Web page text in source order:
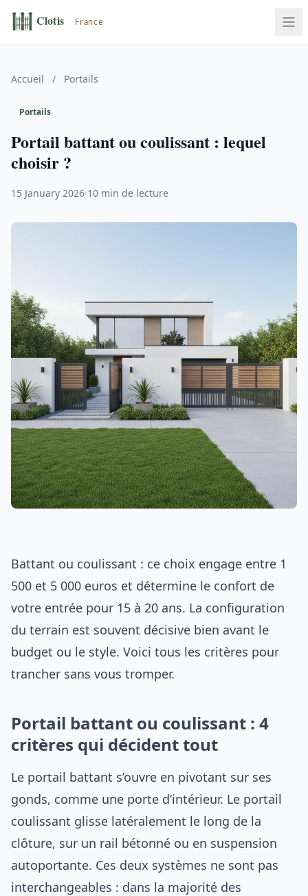
Accueil / Portails
Portails
Portail battant ou coulissant : lequel
choisir ?
15 January 2026 10 min de lecture
Battant ou coulissant : ce choix engage entre 1
500 et 5 000 euros et détermine le confort de
votre entrée pour 15 à 20 ans. La configuration
du terrain est souvent décisive bien avant le
budget ou le style. Voici tous les critères pour
trancher sans vous tromper.
Portail battant ou coulissant : 4
critères qui décident tout
Le portail battant s’ouvre en pivotant sur ses
gonds, comme une porte d’intérieur. Le portail
coulissant glisse latéralement le long de la
clôture, sur un rail bétonné ou en suspension
autoportante. Ces deux systèmes ne sont pas
interchangeables : dans la majorité des